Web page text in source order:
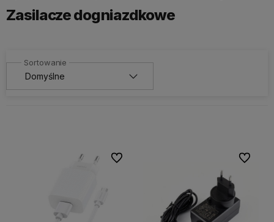
Zasilacze dogniazdkowe
Do ulubionych Do